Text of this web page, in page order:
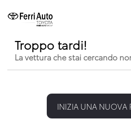
Troppo tardi!
La vettura che stai cercando
INIZIA UNA NUOVA